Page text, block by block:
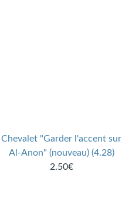
Chevalet "Garder l'accent sur
Al-Anon" (nouveau) (4.28)
2.50€